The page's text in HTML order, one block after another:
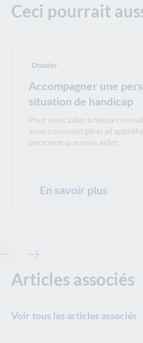
Ceci pourrait
Accompagner une
situation de handicap
Dossier
Pour vous aider à mieux
aussi comment gérer et
personne que vous aider.
En savoir plus
Contenu précédent - Ceci pourrait
Contenu suivant - Ceci
Articles associés
Voir tous les articles associés